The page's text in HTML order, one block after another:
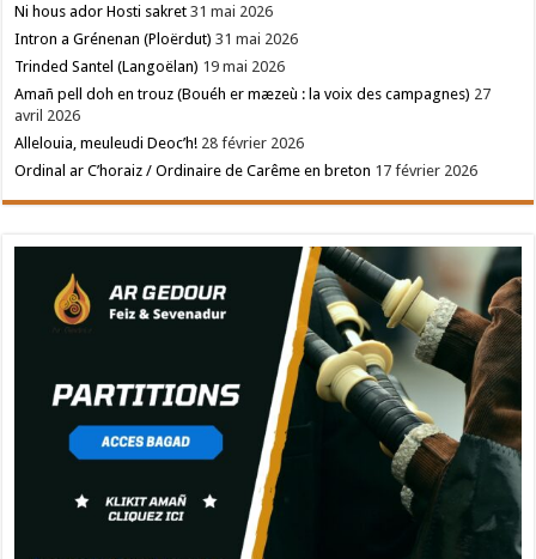
Ni hous ador Hosti sakret 31 mai 2026
Intron a Grénenan (Ploërdut) 31 mai 2026
Trinded Santel (Langoëlan) 19 mai 2026
Amañ pell doh en trouz (Bouéh er mæzeù : la voix des campagnes) 27
avril 2026
Allelouia, meuleudi Deoc’h! 28 février 2026
Ordinal ar C’horaiz / Ordinaire de Carême en breton 17 février 2026